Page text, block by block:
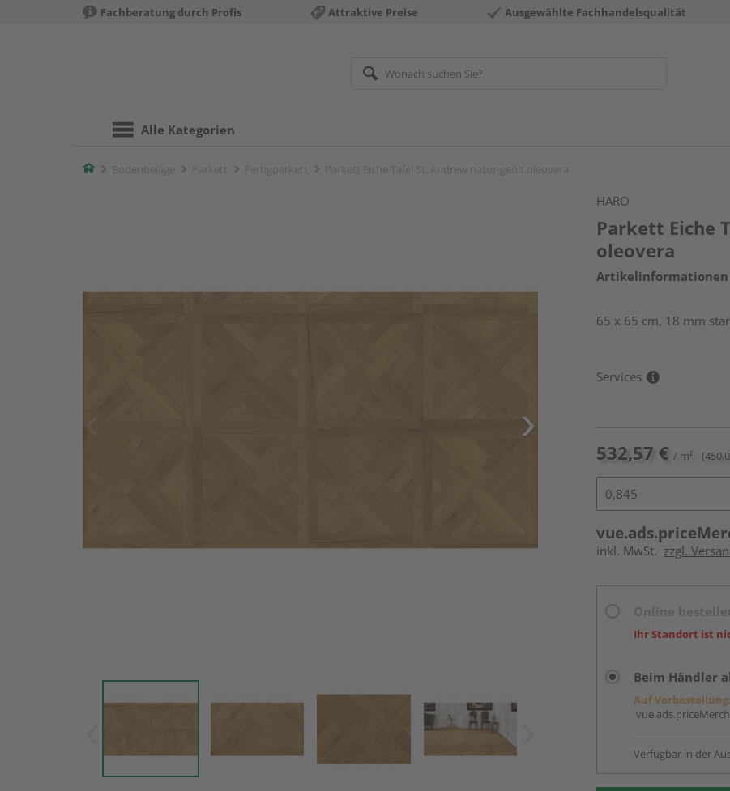
Fachberatung durch Profis Attraktive Preise Ausgewählte Fachhandelsqualität
Alle Kategorien
Home
HARO
Parkett Eiche
oleovera
Artikelinformationen
65 x 65 cm, 18 mm
Services
532,57 € / m²
inkl. MwSt. zzgl.
Ihr Standort ist
Beim Händler
Auf Vorbestellung:
Verfügbar in der